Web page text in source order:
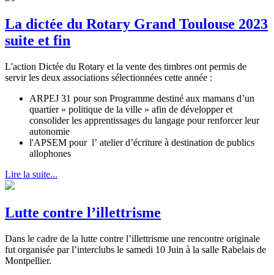
La dictée du Rotary Grand Toulouse 2023
suite et fin
L'action Dictée du Rotary et la vente des timbres ont permis de
servir les deux associations sélectionnées cette année :
ARPEJ 31 pour son Programme destiné aux mamans d’un
quartier « politique de la ville » afin de développer et
consolider les apprentissages du langage pour renforcer leur
autonomie
l'APSEM pour l’ atelier d’écriture à destination de publics
allophones
Lire la suite...
Lutte contre l’illettrisme
Dans le cadre de la lutte contre l’illettrisme une rencontre originale
fut organisée par l’interclubs le samedi 10 Juin à la salle Rabelais de
Montpellier.